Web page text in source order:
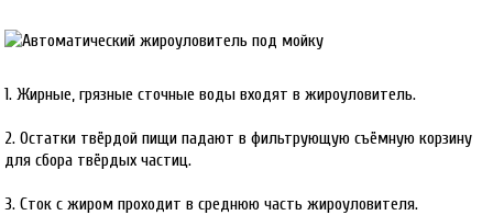
1. Жирные, грязные сточные воды входят в жироуловитель.
2. Остатки твёрдой пищи падают в фильтрующую съёмную корзину
для сбора твёрдых частиц.
3. Сток с жиром проходит в среднюю часть жироуловителя.